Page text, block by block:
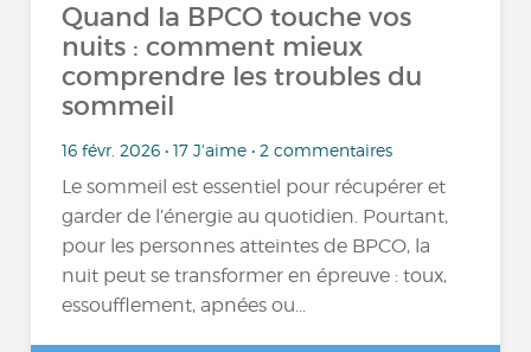
Quand la BPCO touche vos
nuits : comment mieux
comprendre les troubles du
sommeil
16 févr. 2026 • 17 J'aime • 2 commentaires
Le sommeil est essentiel pour récupérer et
garder de l’énergie au quotidien. Pourtant,
pour les personnes atteintes de BPCO, la
nuit peut se transformer en épreuve : toux,
essoufflement, apnées ou...